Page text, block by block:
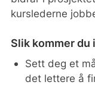
kurslederne
Slik kommer du
Sett deg et
det lettere å